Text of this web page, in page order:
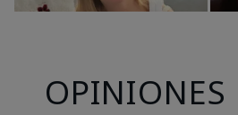
OPINIONES